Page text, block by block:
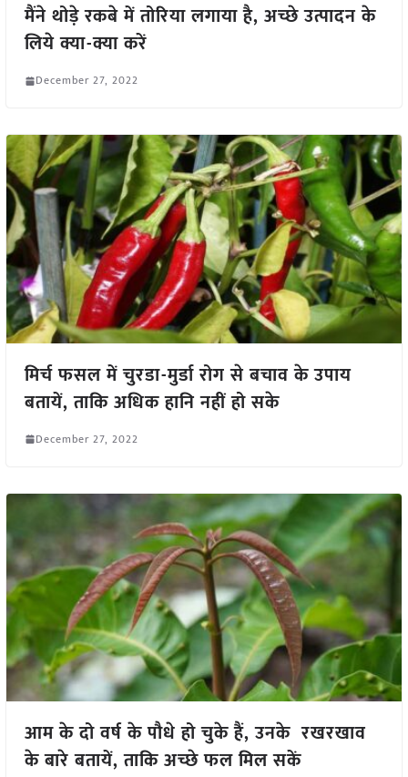
मैंने थोड़े रकबे में तोरिया लगाया है, अच्छे उत्पादन के
लिये क्या-क्या करें
December 27, 2022
मिर्च फसल में चुरडा-मुर्डा रोग से बचाव के उपाय
बतायें, ताकि अधिक हानि नहीं हो सके
December 27, 2022
आम के दो वर्ष के पौधे हो चुके हैं, उनके रखरखाव
के बारे बतायें, ताकि अच्छे फल मिल सकें